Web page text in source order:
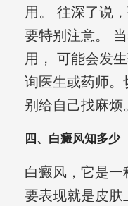
用。 往深了说
要特别注意。
用， 可能会发
询医生或药师。
别给自己找麻烦
四、白癜风知多少
白癜风，它是
要表现就是皮肤